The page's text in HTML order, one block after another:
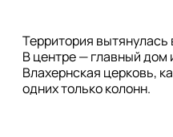
Территория вытянулась
В центре — главный дом
Влахернская церковь,
одних только колонн.